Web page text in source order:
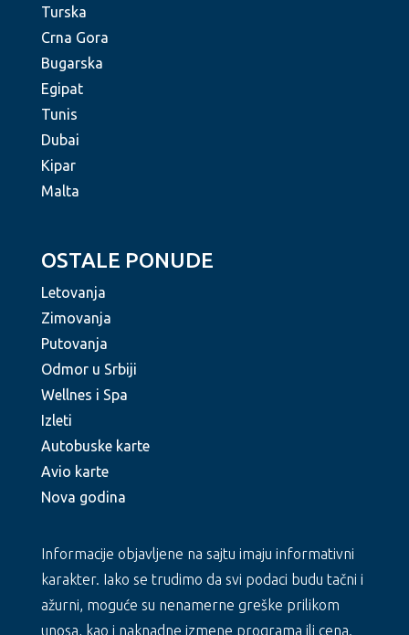
Turska
Crna Gora
Bugarska
Egipat
Tunis
Dubai
Kipar
Malta
OSTALE PONUDE
Letovanja
Zimovanja
Putovanja
Odmor u Srbiji
Wellnes i Spa
Izleti
Autobuske karte
Avio karte
Nova godina
Informacije objavljene na sajtu imaju informativni
karakter. Iako se trudimo da svi podaci budu tačni i
ažurni, moguće su nenamerne greške prilikom
unosa, kao i naknadne izmene programa ili cena.